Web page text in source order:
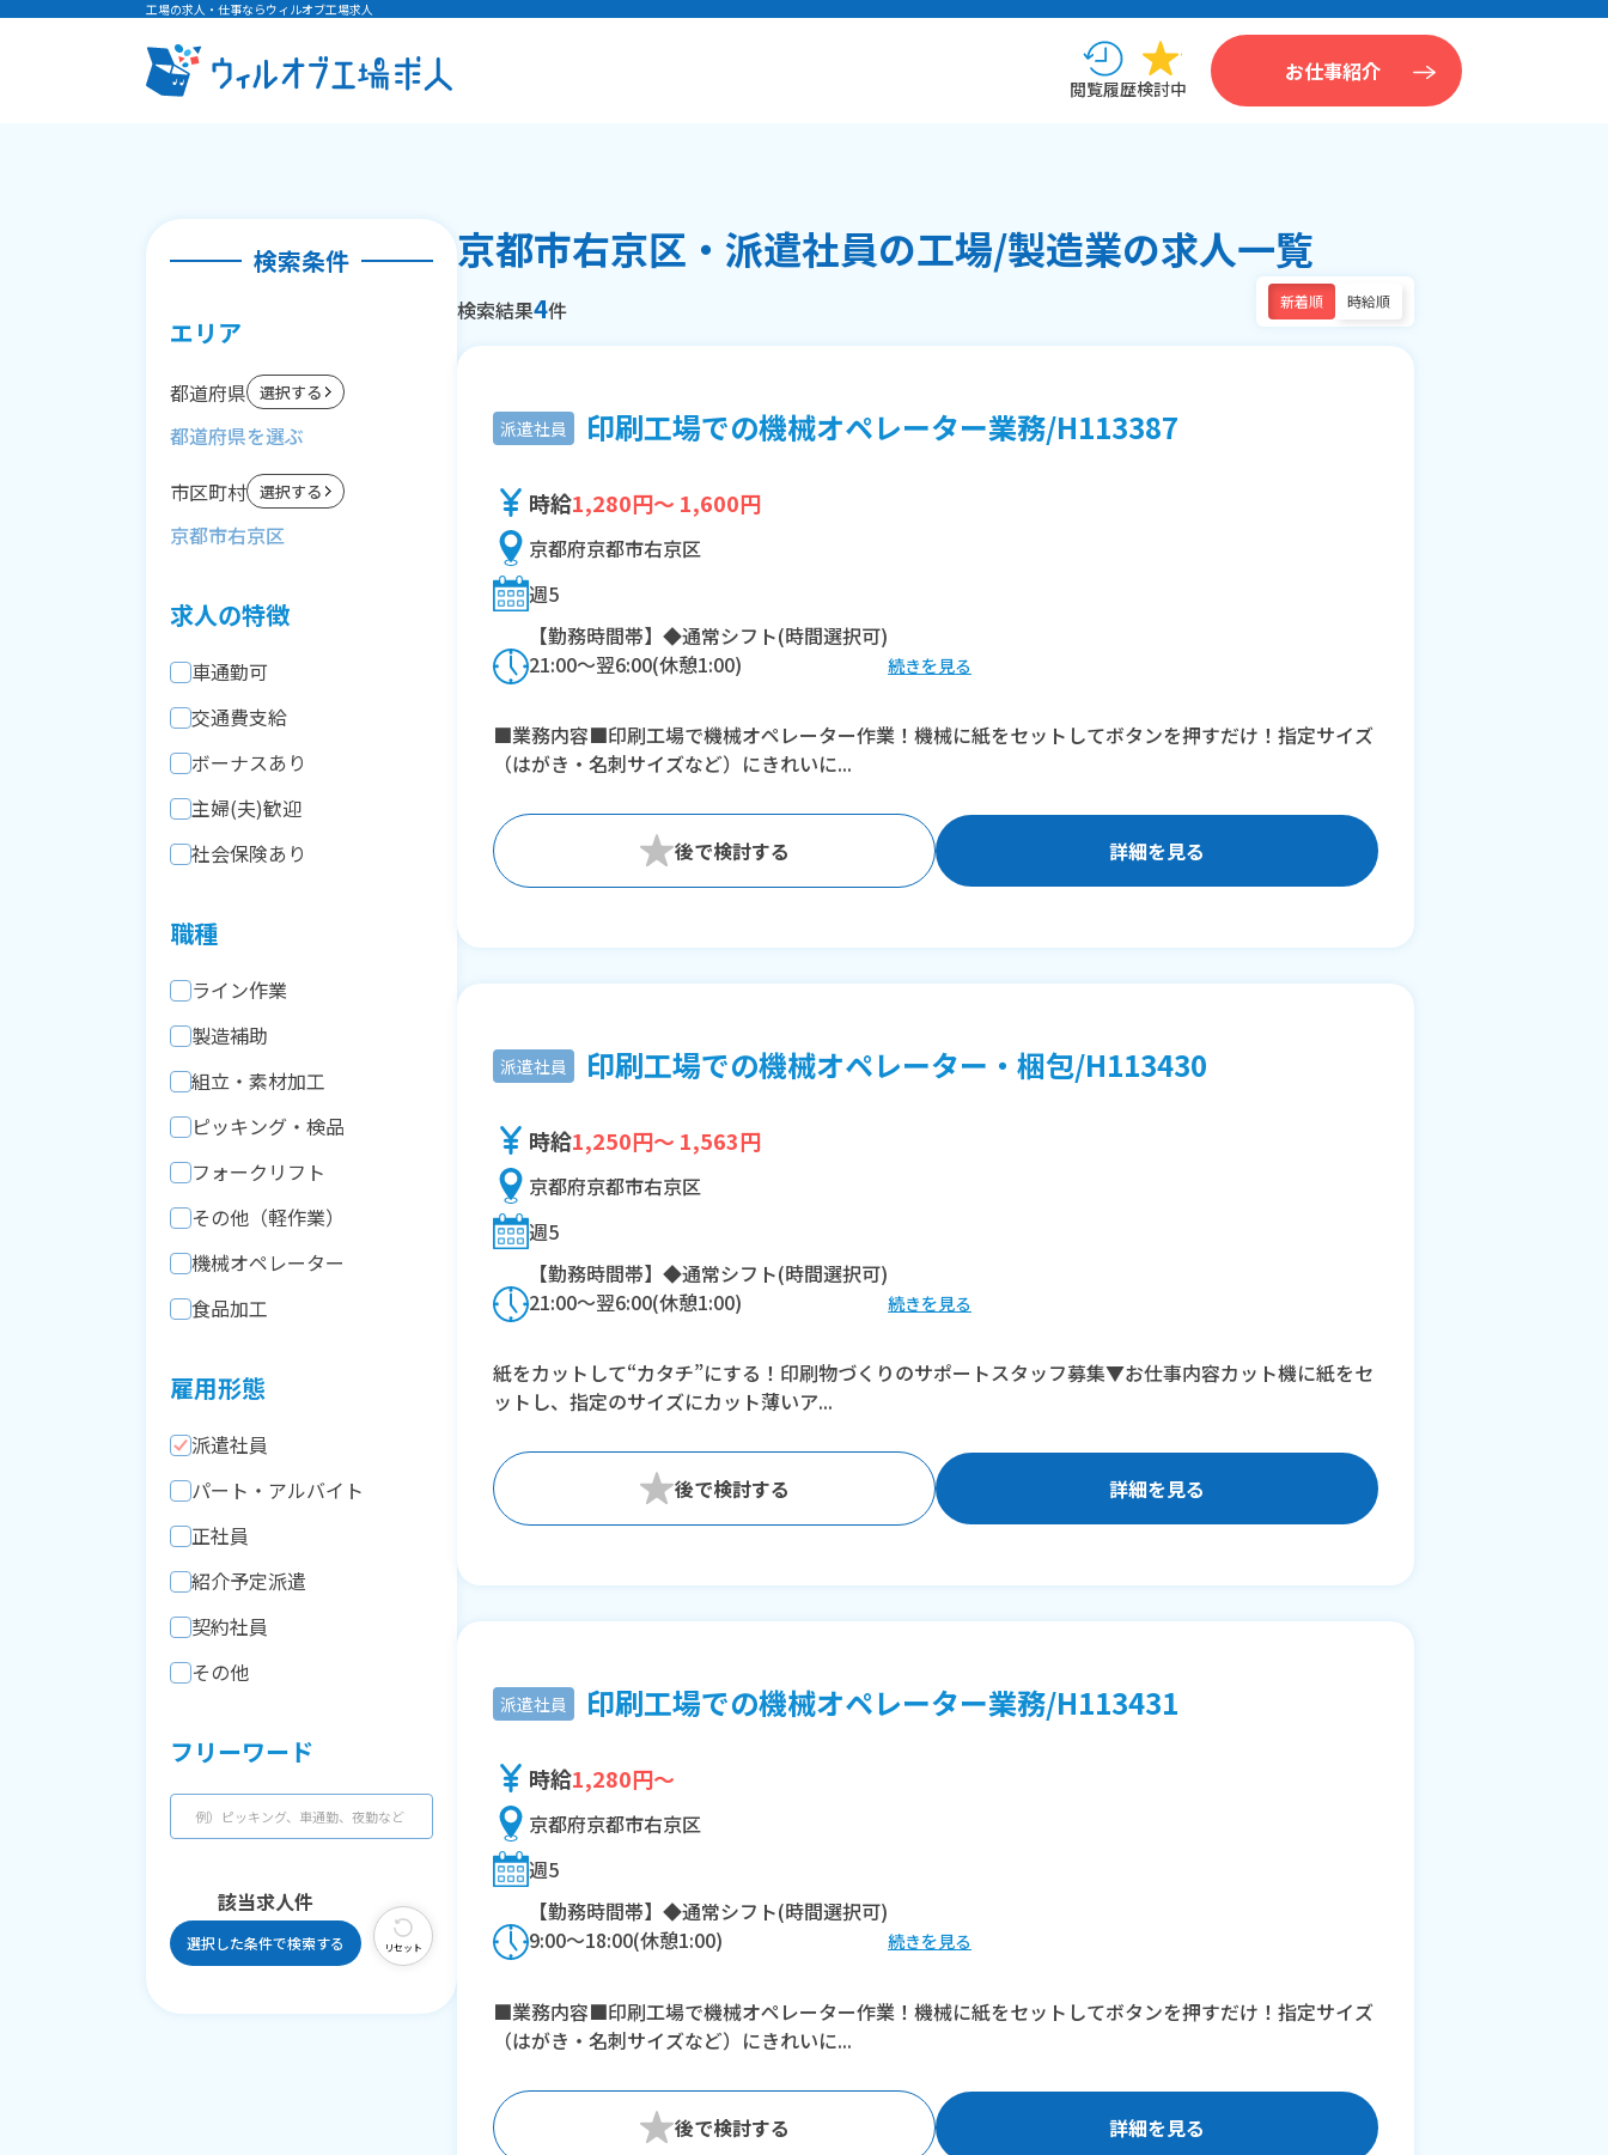
工場の求人・仕事ならウィルオブ工場求人
閲覧履歴検討中
お仕事紹介
検索条件
エリア
都道府県 選択する
市区町村 選択する
京都市右京区
求人の特徴
車通勤可
交通費支給
ボーナスあり
主婦(夫)歓迎
社会保険あり
職種
ライン作業
製造補助
組立・素材加工
ピッキング・検品
フォークリフト
その他（軽作業）
機械オペレーター
食品加工
雇用形態
派遣社員
パート・アルバイト
正社員
紹介予定派遣
契約社員
その他
フリーワード
該当求人件
選択した条件で検索する リセット
京都市右京区・派遣社員の工場/製造業の求人一覧
検索結果4件 新着順 時給順
派遣社員 印刷工場での機械オペレーター業務/H113387
時給1,280円～ 1,600円
京都府京都市右京区
週5
【勤務時間帯】◆通常シフト(時間選択可)
21:00〜翌6:00(休憩1:00)
※残業：20〜40時間程度/月
続きを見る
■業務内容■印刷工場で機械オペレーター作業！機械に紙をセットしてボタンを押すだけ！指定サイズ
（はがき・名刺サイズなど）にきれいに...
詳細を見る
派遣社員 印刷工場での機械オペレーター・梱包/H113430
時給1,250円～ 1,563円
京都府京都市右京区
週5
【勤務時間帯】◆通常シフト(時間選択可)
21:00〜翌6:00(休憩1:00)
※残業：20〜40時間程度/月
続きを見る
紙をカットして“カタチ”にする！印刷物づくりのサポートスタッフ募集▼お仕事内容カット機に紙をセ
ットし、指定のサイズにカット薄いア...
詳細を見る
派遣社員 印刷工場での機械オペレーター業務/H113431
時給1,280円～
京都府京都市右京区
週5
【勤務時間帯】◆通常シフト(時間選択可)
9:00〜18:00(休憩1:00)
※残業：10〜20時間程度/月
続きを見る
■業務内容■印刷工場で機械オペレーター作業！機械に紙をセットしてボタンを押すだけ！指定サイズ
（はがき・名刺サイズなど）にきれいに...
詳細を見る